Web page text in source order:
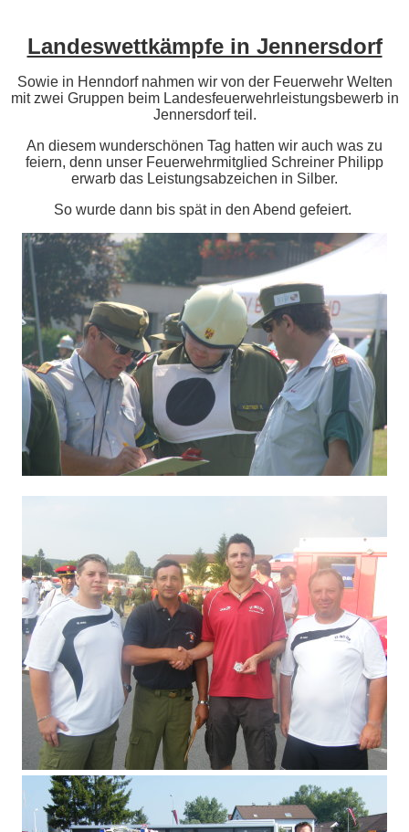
Landeswettkämpfe in Jennersdorf
Sowie in Henndorf nahmen wir von der Feuerwehr Welten
mit zwei Gruppen beim Landesfeuerwehrleistungsbewerb in
Jennersdorf teil.
An diesem wunderschönen Tag hatten wir auch was zu
feiern, denn unser Feuerwehrmitglied Schreiner Philipp
erwarb das Leistungsabzeichen in Silber.
So wurde dann bis spät in den Abend gefeiert.